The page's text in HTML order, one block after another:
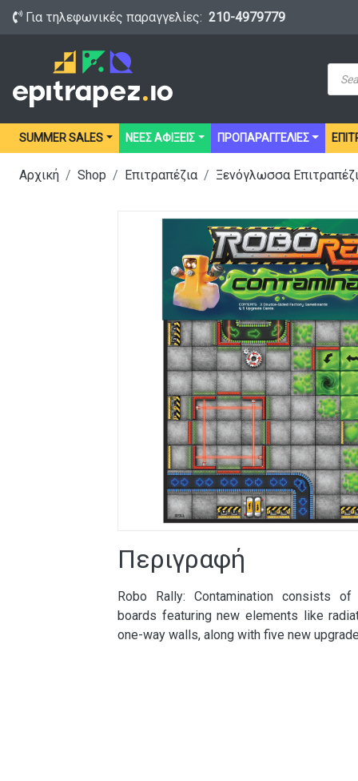
Για τηλεφωνικές παραγγελίες: 210-4979779
SUMMER SALES ΝΕΕΣ ΑΦΙΞΕΙΣ ΠΡΟΠΑΡΑΓΓΕΛΙΕΣ
Αρχική Shop Επιτραπέζια Ξενόγλωσσα
Περιγραφή
Robo Rally: Contamination consists
boards featuring new elements like
one-way walls, along with five new